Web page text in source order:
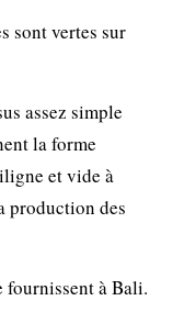
sont vertes sur
assez simple
la forme
et vide à
production des
fournissent à Bali.